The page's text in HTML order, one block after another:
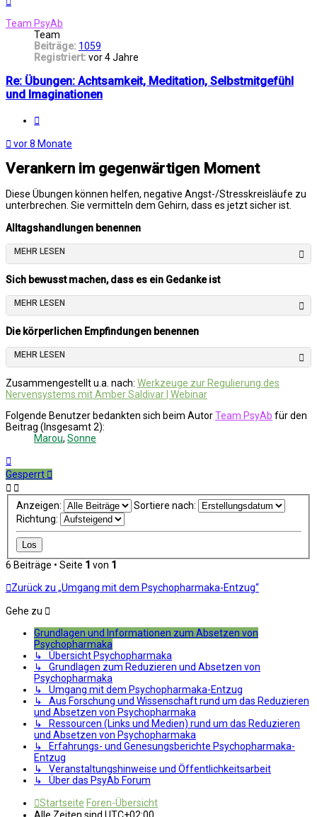
Team PsyAb
Team
Beiträge: 1059
Registriert: vor 4 Jahre
Re: Übungen: Achtsamkeit, Meditation, Selbstmitgefühl
und Imaginationen
vor 8 Monate
Verankern im gegenwärtigen Moment
Diese Übungen können helfen, negative Angst-/Stresskreisläufe zu
unterbrechen. Sie vermitteln dem Gehirn, dass es jetzt sicher ist.
Alltagshandlungen benennen
MEHR LESEN
Sich bewusst machen, dass es ein Gedanke ist
MEHR LESEN
Die körperlichen Empfindungen benennen
MEHR LESEN
Zusammengestellt u.a. nach: Werkzeuge zur Regulierung des
Nervensystems mit Amber Saldivar | Webinar
Folgende Benutzer bedankten sich beim AutorTeam PsyAb für den
Beitrag (Insgesamt 2):
Marou, Sonne
oben
Gesperrt
Anzeigen:
Sortiere nach:
Richtung:
6 Beiträge • Seite 1 von 1
Zurück zu „Umgang mit dem Psychopharmaka-Entzug“
Gehe zu
Grundlagen und Informationen zum Absetzen von
Psychopharmaka
↳ Übersicht Psychopharmaka
↳ Grundlagen zum Reduzieren und Absetzen von
Psychopharmaka
↳ Umgang mit dem Psychopharmaka-Entzug
↳ Aus Forschung und Wissenschaft rund um das Reduzieren
und Absetzen von Psychopharmaka
↳ Ressourcen (Links und Medien) rund um das Reduzieren
und Absetzen von Psychopharmaka
↳ Erfahrungs- und Genesungsberichte Psychopharmaka-
Entzug
↳ Veranstaltungshinweise und Öffentlichkeitsarbeit
↳ Über das PsyAb Forum
Startseite Foren-Übersicht